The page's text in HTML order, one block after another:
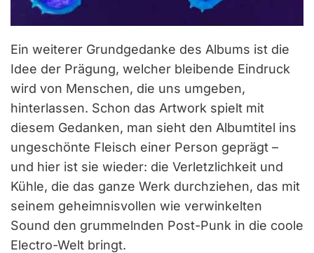
Ein weiterer Grundgedanke des Albums ist die
Idee der Prägung, welcher bleibende Eindruck
wird von Menschen, die uns umgeben,
hinterlassen. Schon das Artwork spielt mit
diesem Gedanken, man sieht den Albumtitel ins
ungeschönte Fleisch einer Person geprägt –
und hier ist sie wieder: die Verletzlichkeit und
Kühle, die das ganze Werk durchziehen, das mit
seinem geheimnisvollen wie verwinkelten
Sound den grummelnden Post-Punk in die coole
Electro-Welt bringt.